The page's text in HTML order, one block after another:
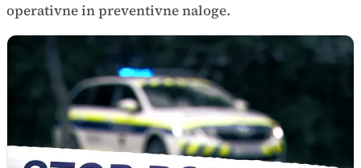
operativne in preventivne naloge.